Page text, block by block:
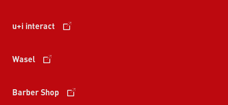
u+i interact
Wasel
Barber Shop